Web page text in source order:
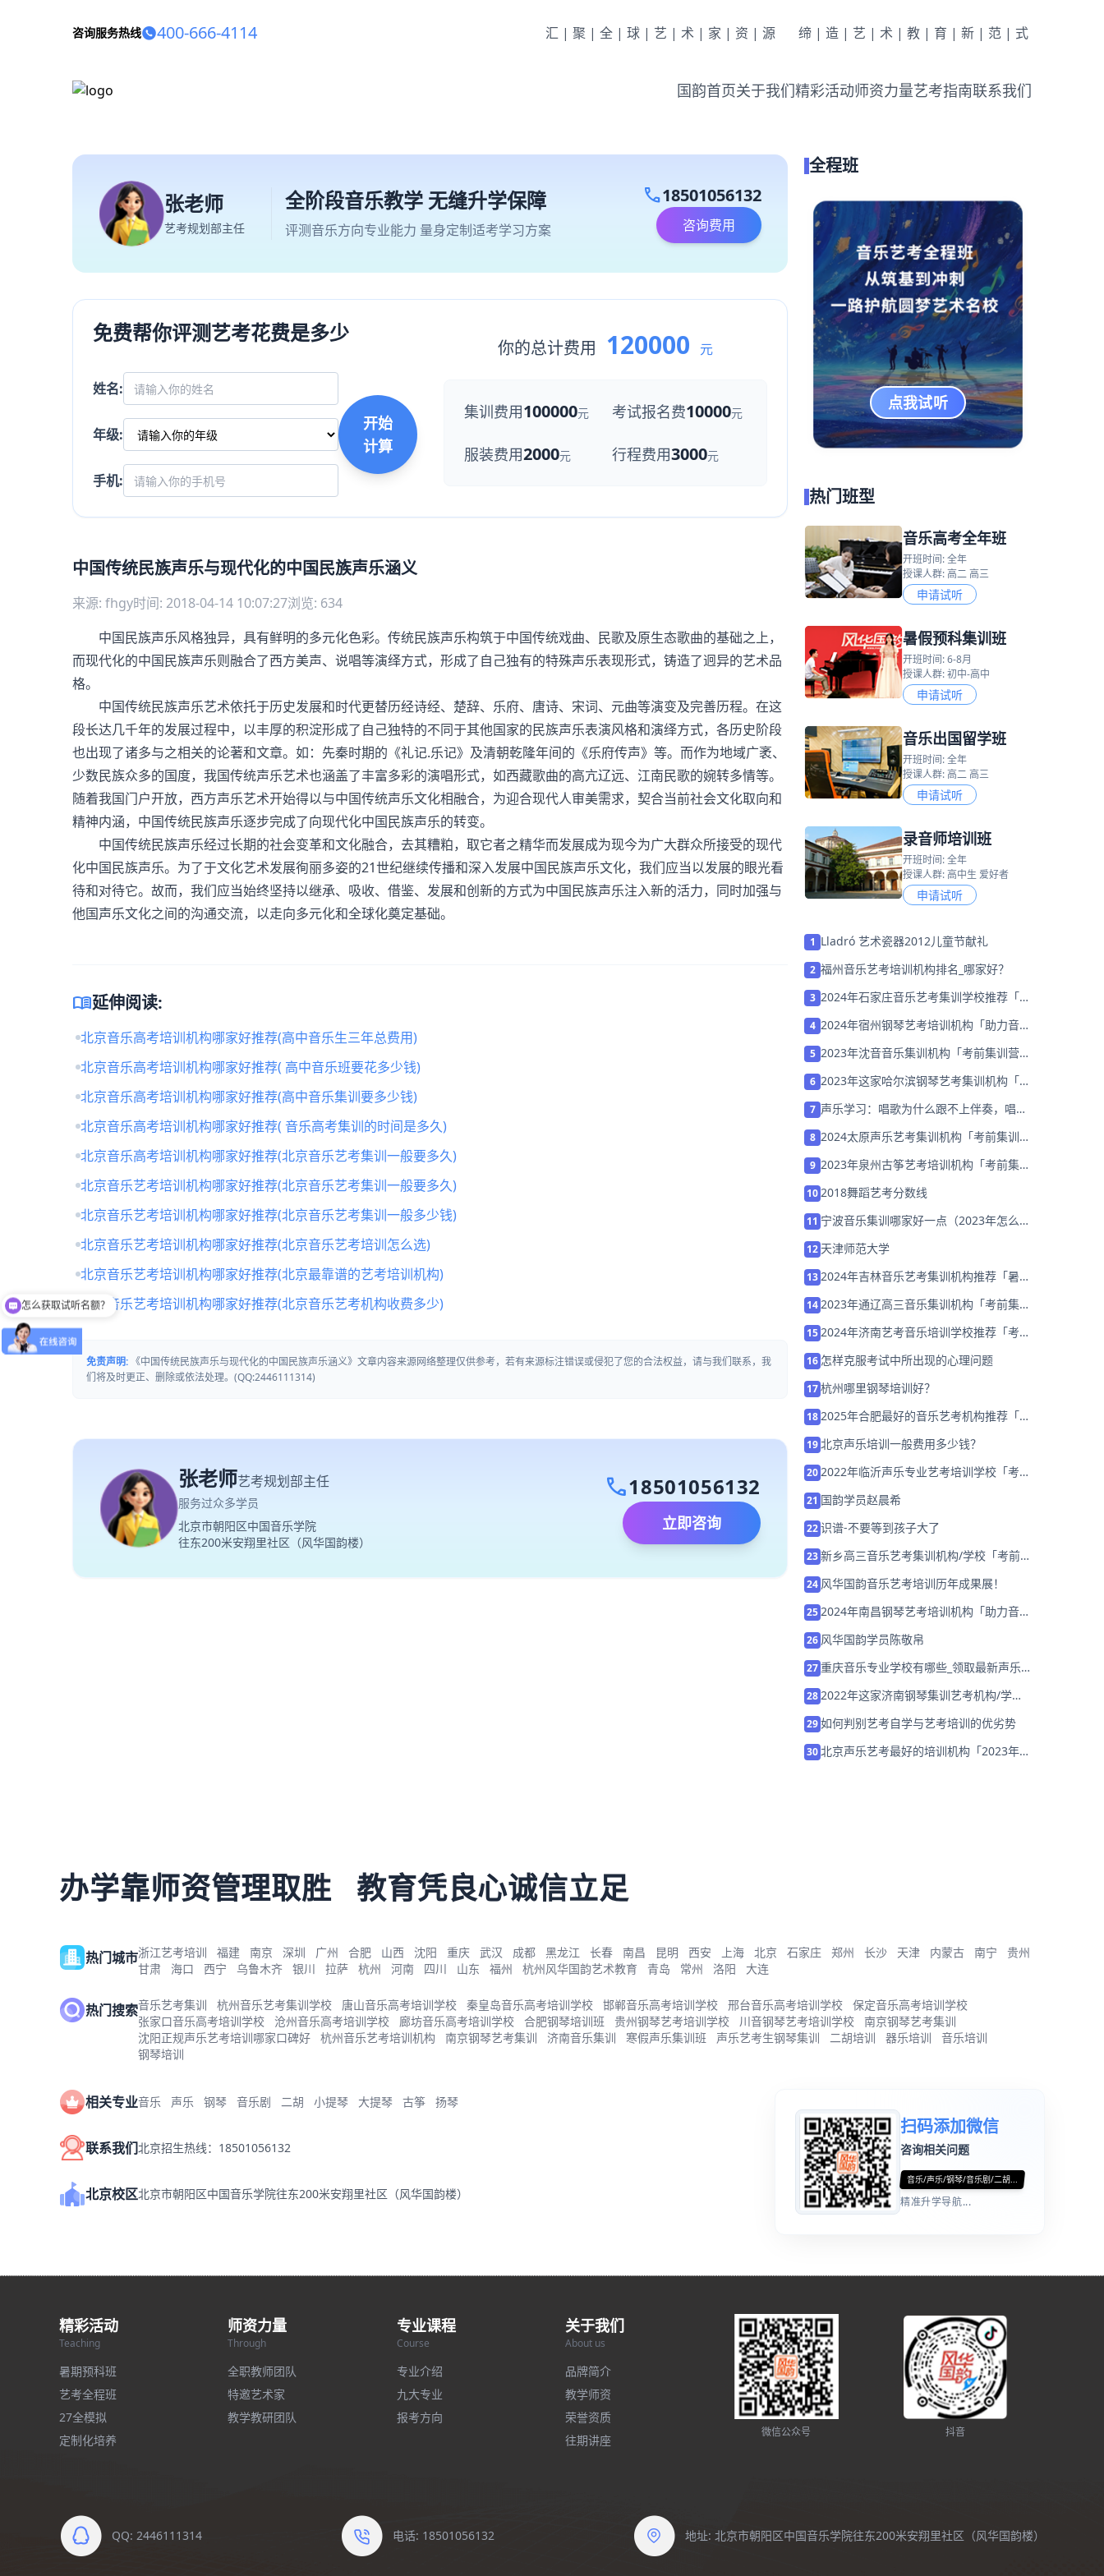
咨询服务热线 400-666-4114 汇|聚|全|球|艺|术|家|资|源 缔|造|艺|术|教|育|新|范|式
国韵首页关于我们精彩活动师资力量艺考指南联系我们
张老师
艺考规划部主任
全阶段音乐教学 无缝升学保障
评测音乐方向专业能力 量身定制适考学习方案
call18501056132
咨询费用
免费帮你评测艺考花费是多少
姓名:
年级:
手机:
开始
计算
你的总计费用 120000 元
集训费用100000元 考试报名费10000元
服装费用2000元 行程费用3000元
中国传统民族声乐与现代化的中国民族声乐涵义
来源: fhgy时间: 2018-04-14 10:07:27浏览: 634
中国民族声乐风格独异，具有鲜明的多元化色彩。传统民族声乐构筑于中国传统戏曲、民歌及原生态歌曲的基础之上，
而现代化的中国民族声乐则融合了西方美声、说唱等演绎方式，形成了自己独有的特殊声乐表现形式，铸造了迥异的艺术品
格。
中国传统民族声乐艺术依托于历史发展和时代更替历经诗经、楚辞、乐府、唐诗、宋词、元曲等演变及完善历程。在这
段长达几千年的发展过程中，以丰厚的积淀形成了自己独特的不同于其他国家的民族声乐表演风格和演绎方式，各历史阶段
也出现了诸多与之相关的论著和文章。如：先秦时期的《礼记.乐记》及清朝乾隆年间的《乐府传声》等。而作为地域广袤、
少数民族众多的国度，我国传统声乐艺术也涵盖了丰富多彩的演唱形式，如西藏歌曲的高亢辽远、江南民歌的婉转多情等。
随着我国门户开放，西方声乐艺术开始得以与中国传统声乐文化相融合，为迎合现代人审美需求，契合当前社会文化取向和
精神内涵，中国传统民族声乐逐步完成了向现代化中国民族声乐的转变。
中国传统民族声乐经过长期的社会变革和文化融合，去其糟粕，取它者之精华而发展成为现今为广大群众所接受的现代
化中国民族声乐。为了于文化艺术发展徇丽多姿的21世纪继续传播和深入发展中国民族声乐文化，我们应当以发展的眼光看
待和对待它。故而，我们应当始终坚持以继承、吸收、借鉴、发展和创新的方式为中国民族声乐注入新的活力，同时加强与
他国声乐文化之间的沟通交流，以走向多元化和全球化奠定基础。
menu_book延伸阅读:
北京音乐高考培训机构哪家好推荐(高中音乐生三年总费用)
北京音乐高考培训机构哪家好推荐( 高中音乐班要花多少钱)
北京音乐高考培训机构哪家好推荐(高中音乐集训要多少钱)
北京音乐高考培训机构哪家好推荐( 音乐高考集训的时间是多久)
北京音乐高考培训机构哪家好推荐(北京音乐艺考集训一般要多久)
北京音乐艺考培训机构哪家好推荐(北京音乐艺考集训一般要多久)
北京音乐艺考培训机构哪家好推荐(北京音乐艺考集训一般多少钱)
北京音乐艺考培训机构哪家好推荐(北京音乐艺考培训怎么选)
北京音乐艺考培训机构哪家好推荐(北京最靠谱的艺考培训机构)
北京音乐艺考培训机构哪家好推荐(北京音乐艺考机构收费多少)
免责声明: 《中国传统民族声乐与现代化的中国民族声乐涵义》文章内容来源网络整理仅供参考，若有来源标注错误或侵犯了您的合法权益，请与我们联系，我
们将及时更正、删除或依法处理。(QQ:2446111314)
张老师艺考规划部主任
服务过众多学员
北京市朝阳区中国音乐学院
往东200米安翔里社区（风华国韵楼）
call18501056132
立即咨询
全程班
点我试听
热门班型
音乐高考全年班
开班时间: 全年
授课人群: 高二 高三
申请试听
暑假预科集训班
开班时间: 6-8月
授课人群: 初中-高中
申请试听
音乐出国留学班
开班时间: 全年
授课人群: 高二 高三
申请试听
录音师培训班
开班时间: 全年
授课人群: 高中生 爱好者
申请试听
1 Lladró 艺术瓷器2012儿童节献礼
2 福州音乐艺考培训机构排名_哪家好？
3 2024年石家庄音乐艺考集训学校推荐「考
4 2024年宿州钢琴艺考培训机构「助力音乐
5 2023年沈音音乐集训机构「考前集训营招
6 2023年这家哈尔滨钢琴艺考集训机构「考
7 声乐学习：唱歌为什么跟不上伴奏，唱不
8 2024太原声乐艺考集训机构「考前集训营
9 2023年泉州古筝艺考培训机构「考前集训
102018舞蹈艺考分数线
11 宁波音乐集训哪家好一点（2023年怎么选
12 天津师范大学
132024年吉林音乐艺考集训机构推荐「暑假
142023年通辽高三音乐集训机构「考前集训
152024年济南艺考音乐培训学校推荐「考前
16 怎样克服考试中所出现的心理问题
17杭州哪里钢琴培训好？
182025年合肥最好的音乐艺考机构推荐「考
19北京声乐培训一般费用多少钱？
202022年临沂声乐专业艺考培训学校「考前
21 国韵学员赵晨希
22识谱-不要等到孩子大了
23新乡高三音乐艺考集训机构/学校「考前集
24 风华国韵音乐艺考培训历年成果展！
252024年南昌钢琴艺考培训机构「助力音乐
26 风华国韵学员陈敬帛
27重庆音乐专业学校有哪些_领取最新声乐
282022年这家济南钢琴集训艺考机构/学校
29如何判别艺考自学与艺考培训的优劣势
30北京声乐艺考最好的培训机构「2023年考
办学靠师资管理取胜 教育凭良心诚信立足
热门城市浙江艺考培训 福建 南京 深圳 广州 合肥 山西 沈阳 重庆 武汉 成都 黑龙江 长春 南昌 昆明 西安 上海 北京 石家庄 郑州 长沙 天津 内蒙古 南宁
贵州
甘肃
海口 西宁 乌鲁木齐 银川 拉萨 杭州 河南 四川 山东 福州 杭州风华国韵艺术教育 青岛 常州 洛阳 大连
热门搜索音乐艺考集训 杭州音乐艺考集训学校 唐山音乐高考培训学校 秦皇岛音乐高考培训学校 邯郸音乐高考培训学校 邢台音乐高考培训学校
保定音乐高考培训学校
张家口音乐高考培训学校
沧州音乐高考培训学校 廊坊音乐高考培训学校 合肥钢琴培训班 贵州钢琴艺考培训学校 川音钢琴艺考培训学校
南京钢琴艺考集训
沈阳正规声乐艺考培训哪家口碑好
杭州音乐艺考培训机构 南京钢琴艺考集训 济南音乐集训 寒假声乐集训班 声乐艺考生钢琴集训 二胡培训 器乐培训
音乐培训
钢琴培训
相关专业音乐 声乐 钢琴 音乐剧 二胡 小提琴 大提琴 古筝 扬琴
联系我们北京招生热线：18501056132
北京校区北京市朝阳区中国音乐学院往东200米安翔里社区（风华国韵楼）
扫码添加微信
咨询相关问题
音乐/声乐/钢琴/音乐剧/二胡...
精准升学导航...
精彩活动
Teaching
暑期预科班
艺考全程班
27全模拟
定制化培养
师资力量
Through
全职教师团队
特邀艺术家
教学教研团队
专业课程
Course
专业介绍
九大专业
报考方向
关于我们
About us
品牌简介
教学师资
荣誉资质
往期讲座
微信公众号 抖音
QQ: 2446111314 电话: 18501056132 地址: 北京市朝阳区中国音乐学院往东200米安翔里社区（风华国韵楼）
怎么获取试听名额？
留下【姓名】 【微信】即获取免费试听名额